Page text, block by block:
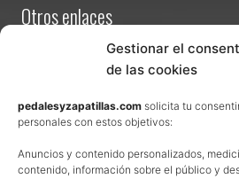
Gestionar el
de las cookies
pedalesyzapatillas.com solicita tu
personales con estos objetivos:
Anuncios y contenido personalizados,
contenido, información sobre el público y
Otros enlaces
Términos y condiciones de venta
Política de privacidad
Política de cookies